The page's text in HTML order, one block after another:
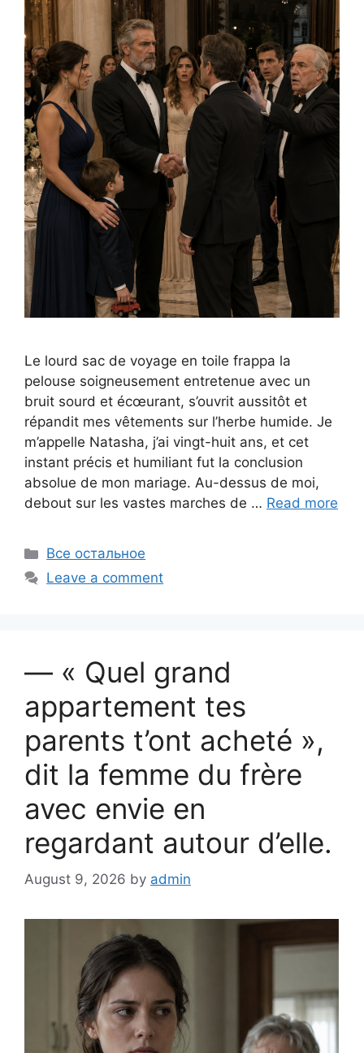
Le lourd sac de voyage en toile frappa la
pelouse soigneusement entretenue avec un
bruit sourd et écœurant, s’ouvrit aussitôt et
répandit mes vêtements sur l’herbe humide. Je
m’appelle Natasha, j’ai vingt-huit ans, et cet
instant précis et humiliant fut la conclusion
absolue de mon mariage. Au-dessus de moi,
debout sur les vastes marches de … Read more
Categories
Все остальное
Leave a comment
— « Quel grand
appartement tes
parents t’ont acheté »,
dit la femme du frère
avec envie en
regardant autour d’elle.
August 9, 2026 by admin